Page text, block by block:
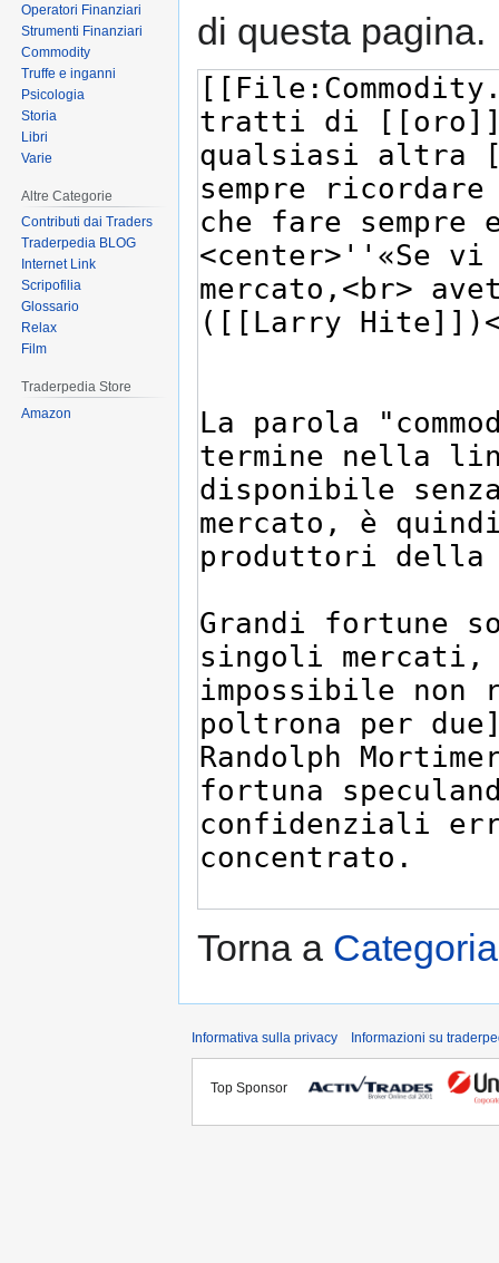
di questa pagina.
Torna a
Operatori Finanziari
Strumenti Finanziari
Commodity
Truffe e inganni
Psicologia
Storia
Libri
Varie
Altre Categorie
Contributi dai Traders
Traderpedia BLOG
Internet Link
Scripofilia
Glossario
Relax
Film
Traderpedia Store
Amazon
Informativa sulla privacy Informazioni su
Top Sponsor